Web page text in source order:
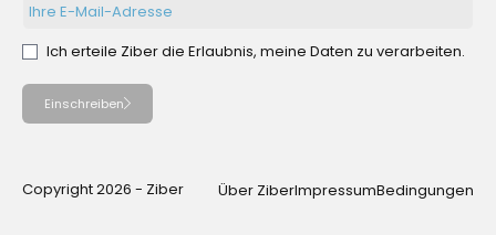
Ich erteile Ziber die Erlaubnis, meine Daten zu verarbeiten.
Einschreiben
Copyright 2026 - Ziber Über ZiberImpressumBedingungen